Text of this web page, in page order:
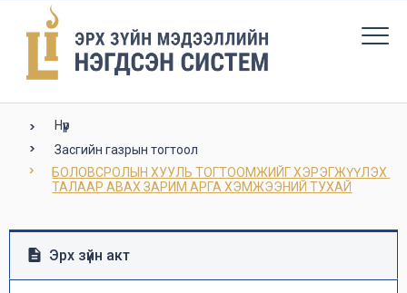
Нүүр
Засгийн газрын тогтоол
БОЛОВСРОЛЫН ХУУЛЬ ТОГТООМЖИЙГ ХЭРЭГЖҮҮЛЭХ
ТАЛААР АВАХ ЗАРИМ АРГА ХЭМЖЭЭНИЙ ТУХАЙ
Эрх зүйн акт